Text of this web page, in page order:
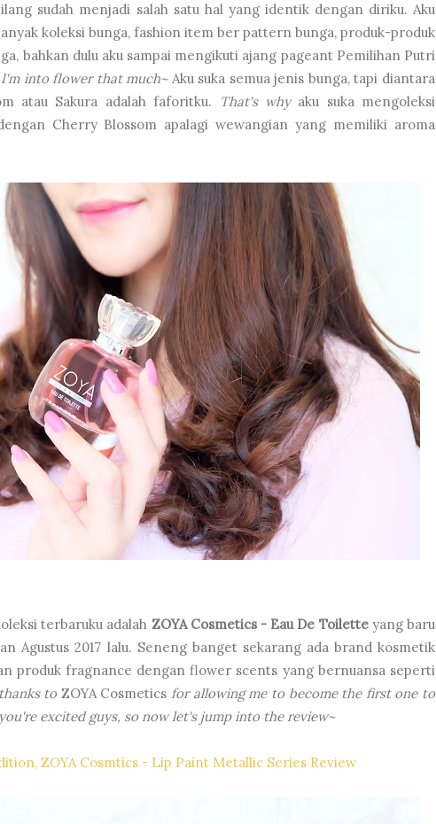
sudah menjadi salah satu hal yang identik dengan diriku. Aku
koleksi bunga, fashion item ber pattern bunga, produk-produk
bahkan dulu aku sampai mengikuti ajang pageant Pemilihan Putri
I'm into flower that much~Aku suka semua jenis bunga, tapi diantara
atau Sakura adalah faforitku.
That's whyaku suka mengoleksi
Cherry Blossom apalagi wewangian yang memiliki aroma
terbaruku adalah ZOYA Cosmetics - Eau De Toilette yang baru
Agustus 2017 lalu. Seneng banget sekarang ada brand kosmetik
produk fragnance dengan flower scents yang bernuansa seperti
to ZOYA Cosmetics for allowing me to become the first one to
excited guys, so now let's jump into the review~
ZOYA Cosmtics - Lip Paint Metallic Series Review